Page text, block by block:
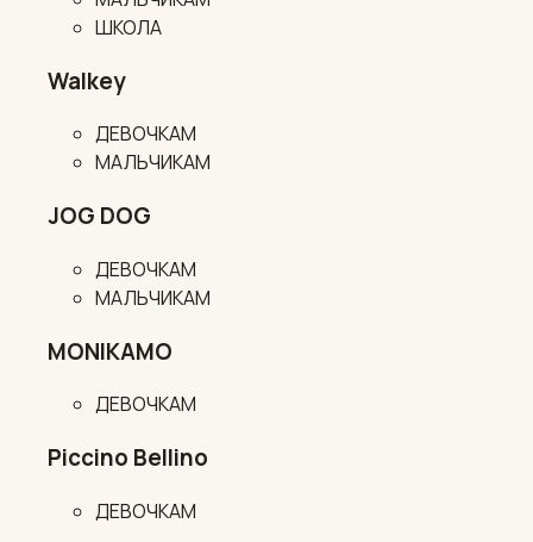
ШКОЛА
Walkey
ДЕВОЧКАМ
МАЛЬЧИКАМ
JOG DOG
ДЕВОЧКАМ
МАЛЬЧИКАМ
MONIKAMO
ДЕВОЧКАМ
Piccino Bellino
ДЕВОЧКАМ